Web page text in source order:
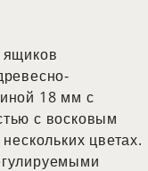
18 мм с
с восковым
цветах.